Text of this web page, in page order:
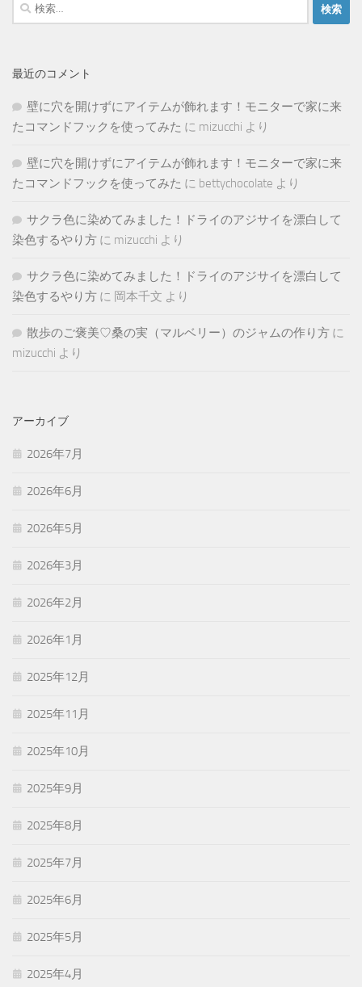
索:
最近のコメント
壁に穴を開けずにアイテムが飾れます！モニターで家に来
たコマンドフックを使ってみた に mizucchi より
壁に穴を開けずにアイテムが飾れます！モニターで家に来
たコマンドフックを使ってみた に bettychocolate より
サクラ色に染めてみました！ドライのアジサイを漂白して
染色するやり方 に mizucchi より
サクラ色に染めてみました！ドライのアジサイを漂白して
染色するやり方 に 岡本千文 より
散歩のご褒美♡桑の実（マルベリー）のジャムの作り方 に
mizucchi より
アーカイブ
2026年7月
2026年6月
2026年5月
2026年3月
2026年2月
2026年1月
2025年12月
2025年11月
2025年10月
2025年9月
2025年8月
2025年7月
2025年6月
2025年5月
2025年4月